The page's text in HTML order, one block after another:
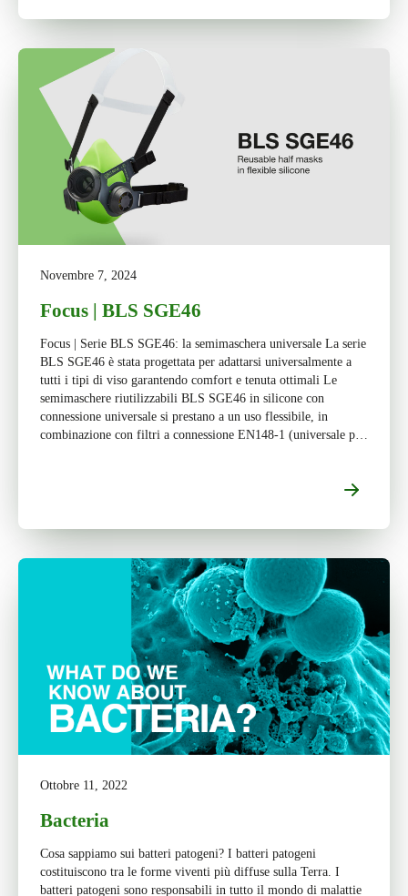
Novembre 7, 2024
Focus | BLS SGE46
Focus | Serie BLS SGE46: la semimaschera universale La serie
BLS SGE46 è stata progettata per adattarsi universalmente a
tutti i tipi di viso garantendo comfort e tenuta ottimali Le
semimaschere riutilizzabili BLS SGE46 in silicone con
connessione universale si prestano a un uso flessibile, in
combinazione con filtri a connessione EN148-1 (universale per
Ottobre 11, 2022
Bacteria
Cosa sappiamo sui batteri patogeni? I batteri patogeni
costituiscono tra le forme viventi più diffuse sulla Terra. I
batteri patogeni sono responsabili in tutto il mondo di malattie